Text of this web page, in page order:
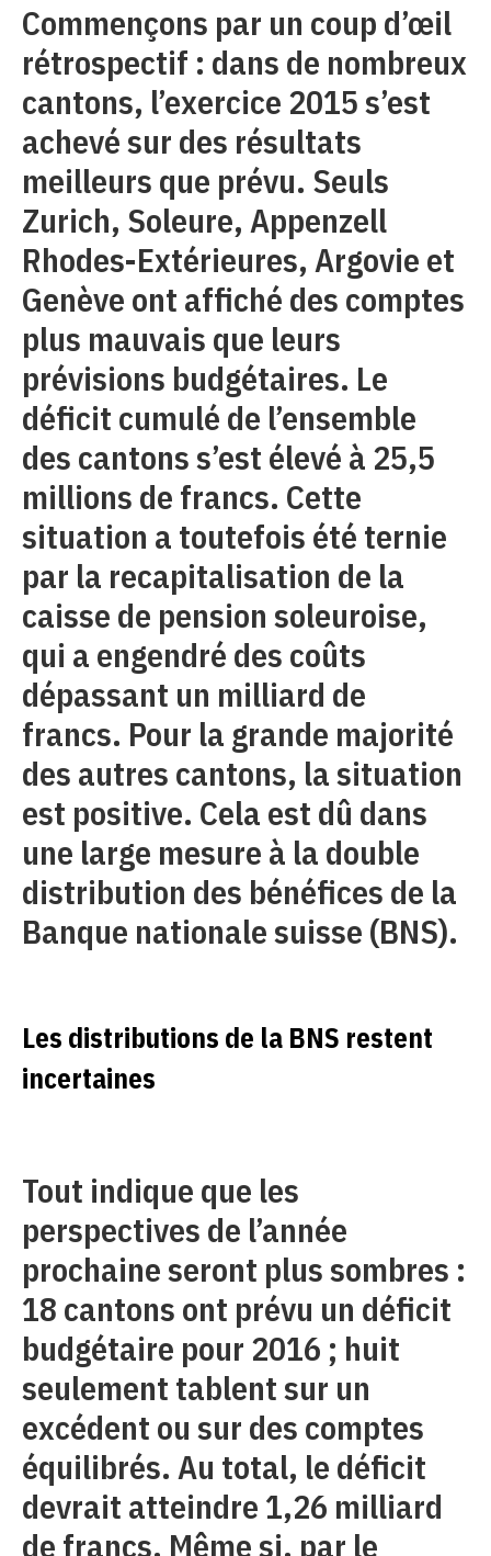
Commençons par un coup d’œil
rétrospectif : dans de nombreux
cantons, l’exercice 2015 s’est
achevé sur des résultats
meilleurs que prévu. Seuls
Zurich, Soleure, Appenzell
Rhodes-Extérieures, Argovie et
Genève ont affiché des comptes
plus mauvais que leurs
prévisions budgétaires. Le
déficit cumulé de l’ensemble
des cantons s’est élevé à 25,5
millions de francs. Cette
situation a toutefois été ternie
par la recapitalisation de la
caisse de pension soleuroise,
qui a engendré des coûts
dépassant un milliard de
francs. Pour la grande majorité
des autres cantons, la situation
est positive. Cela est dû dans
une large mesure à la double
distribution des bénéfices de la
Banque nationale suisse (BNS).
Les distributions de la BNS restent
incertaines
Tout indique que les
perspectives de l’année
prochaine seront plus sombres :
18 cantons ont prévu un déficit
budgétaire pour 2016 ; huit
seulement tablent sur un
excédent ou sur des comptes
équilibrés. Au total, le déficit
devrait atteindre 1,26 milliard
de francs. Même si, par le